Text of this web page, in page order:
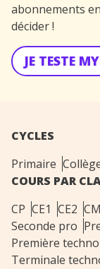
abonnements
décider !
JE TESTE
CYCLES
Primaire
COURS PAR
CP CE1 CE2
Seconde pro
Première techno
Terminale